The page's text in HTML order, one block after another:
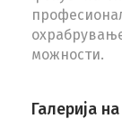
можности.
Галерија